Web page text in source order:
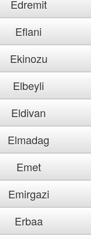
Edremit
Eflani
Ekinozu
Elbeyli
Eldivan
Elmadag
Emet
Emirgazi
Erbaa